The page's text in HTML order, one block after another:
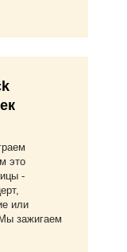
это
-
или
зажигаем